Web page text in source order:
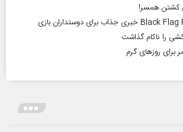
کشتن همسر!
را ناکام گذاشت
برای روز‌های گرم